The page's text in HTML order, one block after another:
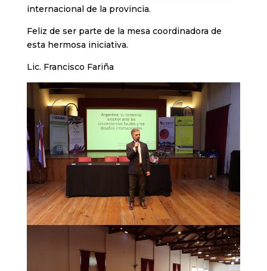
internacional de la provincia.
Feliz de ser parte de la mesa coordinadora de
esta hermosa iniciativa.
Lic. Francisco Fariña